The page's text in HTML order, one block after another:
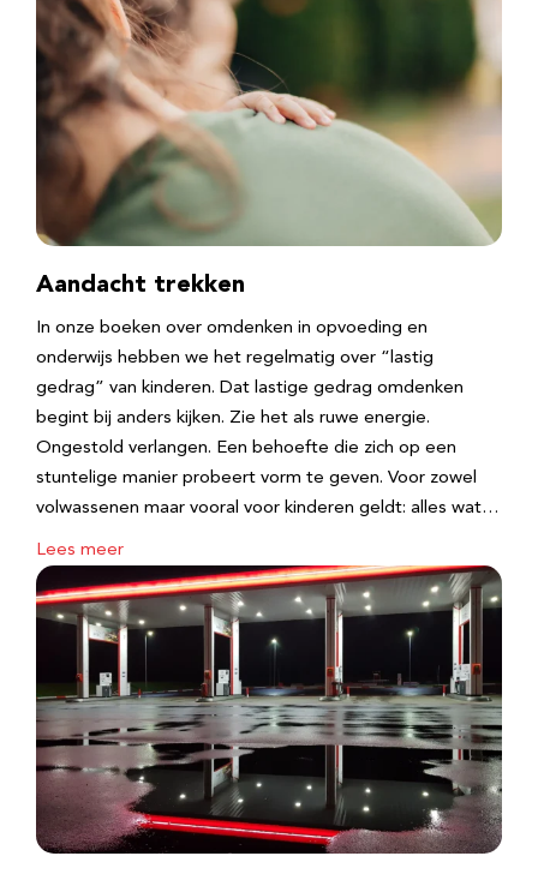
Aandacht trekken
In onze boeken over omdenken in opvoeding en
onderwijs hebben we het regelmatig over “lastig
gedrag” van kinderen. Dat lastige gedrag omdenken
begint bij anders kijken. Zie het als ruwe energie.
Ongestold verlangen. Een behoefte die zich op een
stuntelige manier probeert vorm te geven. Voor zowel
volwassenen maar vooral voor kinderen geldt: alles wat…
Lees meer